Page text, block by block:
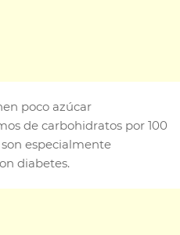
poco azúcar
de carbohidratos por 100
especialmente
diabetes.